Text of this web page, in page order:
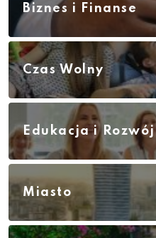
Biznes i Finanse
Czas Wolny
Edukacja i Rozwój
Miasto